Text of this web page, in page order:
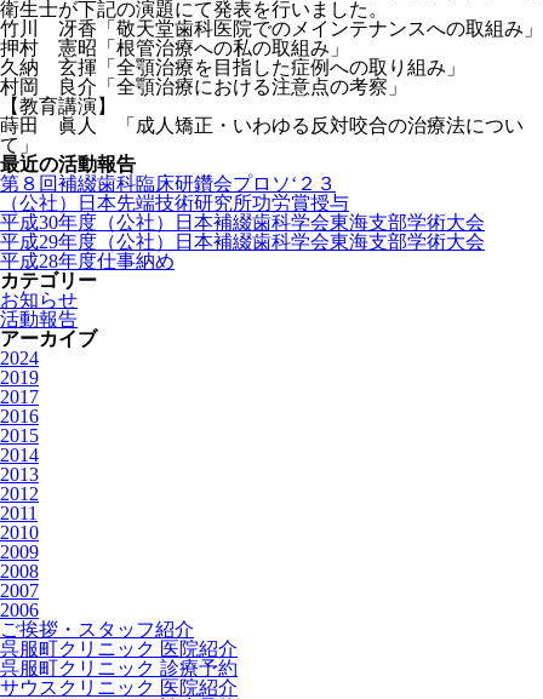
衛生士が下記の演題にて発表を行いました。
竹川 冴香「敬天堂歯科医院でのメインテナンスへの取組み」
押村 憲昭「根管治療への私の取組み」
久納 玄揮「全顎治療を目指した症例への取り組み」
村岡 良介「全顎治療における注意点の考察」
【教育講演】
蒔田 眞人 「成人矯正・いわゆる反対咬合の治療法につい
て」
最近の活動報告
第８回補綴歯科臨床研鑽会プロソ‘２３
（公社）日本先端技術研究所功労賞授与
平成30年度（公社）日本補綴歯科学会東海支部学術大会
平成29年度（公社）日本補綴歯科学会東海支部学術大会
平成28年度仕事納め
カテゴリー
お知らせ
活動報告
アーカイブ
2024
2019
2017
2016
2015
2014
2013
2012
2011
2010
2009
2008
2007
2006
ご挨拶・スタッフ紹介
呉服町クリニック 医院紹介
呉服町クリニック 診療予約
サウスクリニック 医院紹介